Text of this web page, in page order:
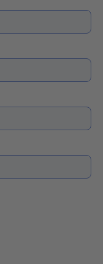
online.be